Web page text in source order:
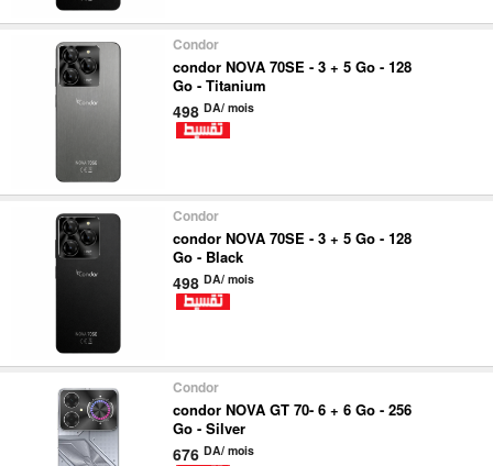
Aide
Condor
condor NOVA 70SE - 3 + 5 Go - 128
Go - Titanium
498 DA/ mois
Condor
condor NOVA 70SE - 3 + 5 Go - 128
Go - Black
498 DA/ mois
Condor
condor NOVA GT 70- 6 + 6 Go - 256
Go - Silver
676 DA/ mois